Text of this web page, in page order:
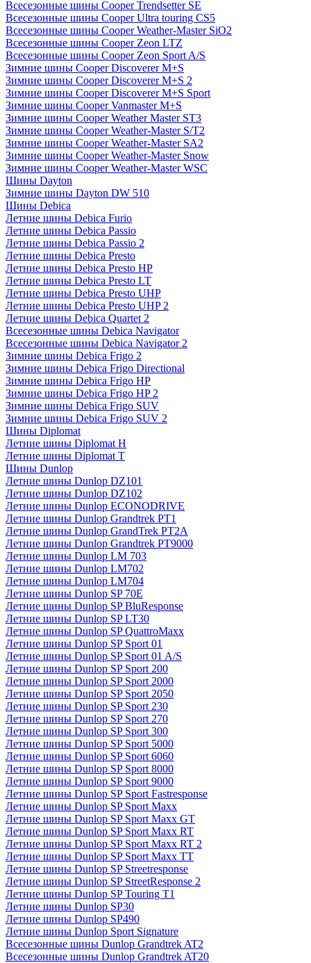
Всесезонные шины Cooper Trendsetter SE
Всесезонные шины Cooper Ultra touring CS5
Всесезонные шины Cooper Weather-Master SiO2
Всесезонные шины Cooper Zeon LTZ
Всесезонные шины Cooper Zeon Sport A/S
Зимние шины Cooper Discoverer M+S
Зимние шины Cooper Discoverer M+S 2
Зимние шины Cooper Discoverer M+S Sport
Зимние шины Cooper Vanmaster M+S
Зимние шины Cooper Weather Master ST3
Зимние шины Cooper Weather-Master S/T2
Зимние шины Cooper Weather-Master SA2
Зимние шины Cooper Weather-Master Snow
Зимние шины Cooper Weather-Master WSC
Шины Dayton
Зимние шины Dayton DW 510
Шины Debica
Летние шины Debica Furio
Летние шины Debica Passio
Летние шины Debica Passio 2
Летние шины Debica Presto
Летние шины Debica Presto HP
Летние шины Debica Presto LT
Летние шины Debica Presto UHP
Летние шины Debica Presto UHP 2
Летние шины Debica Quartet 2
Всесезонные шины Debica Navigator
Всесезонные шины Debica Navigator 2
Зимние шины Debica Frigo 2
Зимние шины Debica Frigo Directional
Зимние шины Debica Frigo HP
Зимние шины Debica Frigo HP 2
Зимние шины Debica Frigo SUV
Зимние шины Debica Frigo SUV 2
Шины Diplomat
Летние шины Diplomat H
Летние шины Diplomat T
Шины Dunlop
Летние шины Dunlop DZ101
Летние шины Dunlop DZ102
Летние шины Dunlop ECONODRIVE
Летние шины Dunlop Grandtrek PT1
Летние шины Dunlop GrandTrek PT2A
Летние шины Dunlop Grandtrek PT9000
Летние шины Dunlop LM 703
Летние шины Dunlop LM702
Летние шины Dunlop LM704
Летние шины Dunlop SP 70E
Летние шины Dunlop SP BluResponse
Летние шины Dunlop SP LT30
Летние шины Dunlop SP QuattroMaxx
Летние шины Dunlop SP Sport 01
Летние шины Dunlop SP Sport 01 A/S
Летние шины Dunlop SP Sport 200
Летние шины Dunlop SP Sport 2000
Летние шины Dunlop SP Sport 2050
Летние шины Dunlop SP Sport 230
Летние шины Dunlop SP Sport 270
Летние шины Dunlop SP Sport 300
Летние шины Dunlop SP Sport 5000
Летние шины Dunlop SP Sport 6060
Летние шины Dunlop SP Sport 8000
Летние шины Dunlop SP Sport 9000
Летние шины Dunlop SP Sport Fastresponse
Летние шины Dunlop SP Sport Maxx
Летние шины Dunlop SP Sport Maxx GT
Летние шины Dunlop SP Sport Maxx RT
Летние шины Dunlop SP Sport Maxx RT 2
Летние шины Dunlop SP Sport Maxx TT
Летние шины Dunlop SP Streetresponse
Летние шины Dunlop SP StreetResponse 2
Летние шины Dunlop SP Touring T1
Летние шины Dunlop SP30
Летние шины Dunlop SP490
Летние шины Dunlop Sport Signature
Всесезонные шины Dunlop Grandtrek AT2
Всесезонные шины Dunlop Grandtrek AT20